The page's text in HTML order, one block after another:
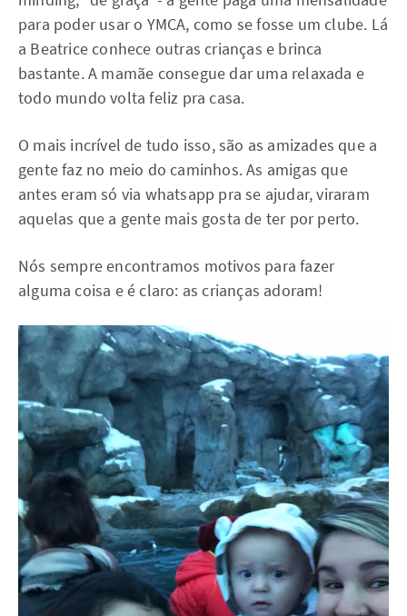
para poder usar o YMCA, como se fosse um clube. Lá
a Beatrice conhece outras crianças e brinca
bastante. A mamãe consegue dar uma relaxada e
todo mundo volta feliz pra casa.
O mais incrível de tudo isso, são as amizades que a
gente faz no meio do caminhos. As amigas que
antes eram só via whatsapp pra se ajudar, viraram
aquelas que a gente mais gosta de ter por perto.
Nós sempre encontramos motivos para fazer
alguma coisa e é claro: as crianças adoram!